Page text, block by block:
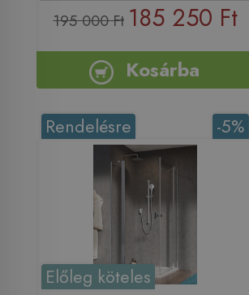
195 000 Ft 185 250 Ft
Kosárba
-5%
Rendelésre
Előleg köteles